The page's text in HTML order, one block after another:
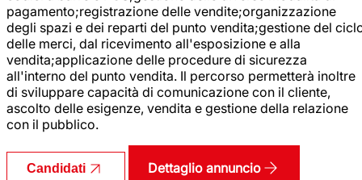
pagamento;registrazione delle vendite;organizzazione
degli spazi e dei reparti del punto vendita;gestione del
delle merci, dal ricevimento all'esposizione e alla
vendita;applicazione delle procedure di sicurezza
all'interno del punto vendita. Il percorso permetterà inoltre
di sviluppare capacità di comunicazione con il cliente,
ascolto delle esigenze, vendita e gestione della relazione
con il pubblico.
Candidati Dettaglio annuncio